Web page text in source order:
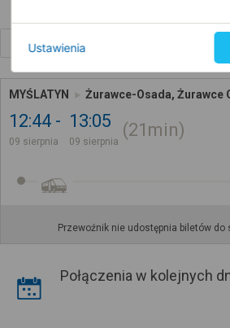
MYŚLATYN Żurawce-Osada, Żurawce
12:44
09 sierpnia
13:05
09 sierpnia
21min
Przewoźnik nie udostępnia biletów do
Połączenia w kolejnych
Ustawienia